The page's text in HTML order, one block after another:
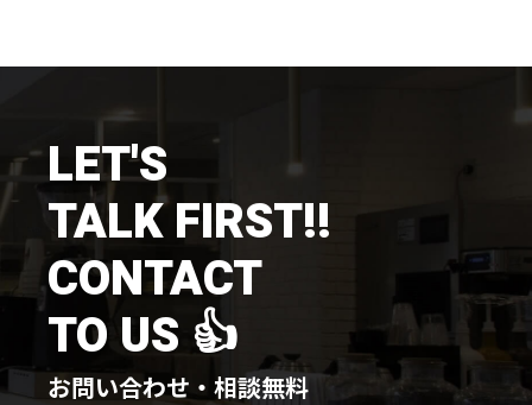
LET'S
TALK FIRST!!
CONTACT
TO US 👍
お問い合わせ・相談無料